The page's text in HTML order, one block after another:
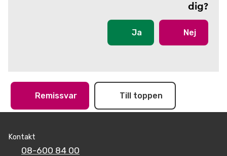
dig?
Ja Nej
Remissvar Till toppen
Kontakt
08-600 84 00